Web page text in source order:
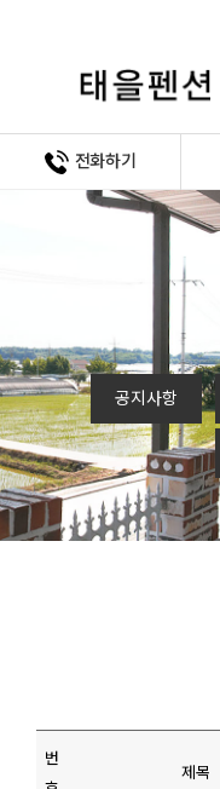
전화하기
공지사항
번
제목